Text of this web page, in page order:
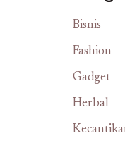
Bisnis
Fashion
Gadget
Herbal